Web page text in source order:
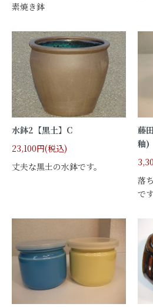
素焼き鉢
水鉢2【黒土】C
23,100円(税込)
丈夫な黒土の水鉢です。
藤
釉)
落
です